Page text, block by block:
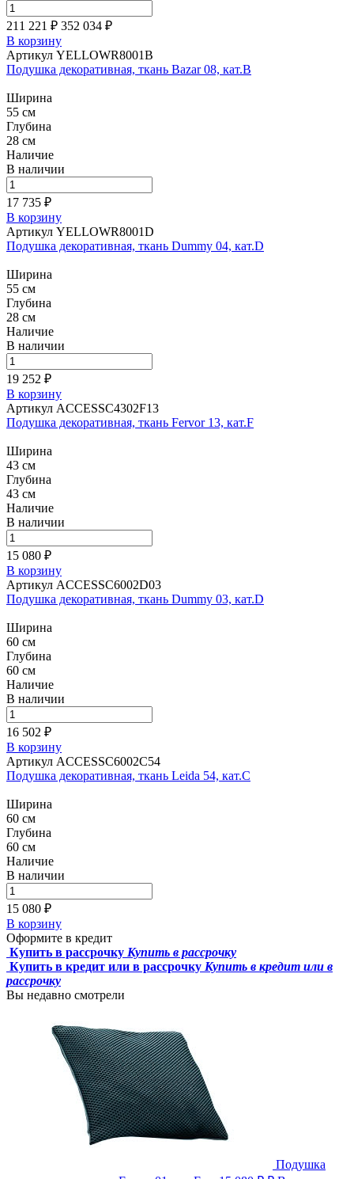
211 221 ₽ 352 034 ₽
В корзину
Артикул YELLOWR8001B
Подушка декоративная, ткань Bazar 08, кат.B
Ширина
55 см
Глубина
28 см
Наличие
В наличии
17 735 ₽
В корзину
Артикул YELLOWR8001D
Подушка декоративная, ткань Dummy 04, кат.D
Ширина
55 см
Глубина
28 см
Наличие
В наличии
19 252 ₽
В корзину
Артикул ACCESSC4302F13
Подушка декоративная, ткань Fervor 13, кат.F
Ширина
43 см
Глубина
43 см
Наличие
В наличии
15 080 ₽
В корзину
Артикул ACCESSC6002D03
Подушка декоративная, ткань Dummy 03, кат.D
Ширина
60 см
Глубина
60 см
Наличие
В наличии
16 502 ₽
В корзину
Артикул ACCESSC6002C54
Подушка декоративная, ткань Leida 54, кат.C
Ширина
60 см
Глубина
60 см
Наличие
В наличии
15 080 ₽
В корзину
Оформите в кредит
Купить в рассрочку Купить в рассрочку
Купить в кредит или в рассрочку Купить в кредит или в
рассрочку
Вы недавно смотрели
Подушка